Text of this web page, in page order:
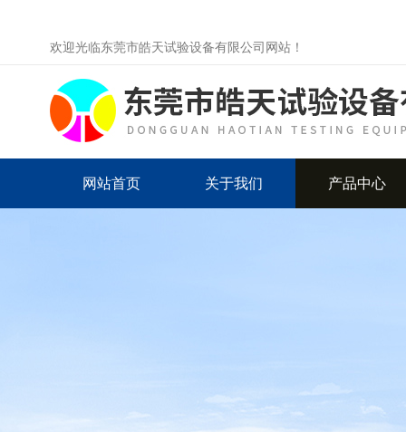
欢迎光临东莞市皓天试验设备有限公司网站！
网站首页 关于我们 产品中心